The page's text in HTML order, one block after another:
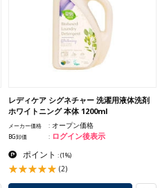
レディケア シグネチャー 洗濯用液体洗剤
ホワイトニング 本体 1200ml
メーカー価格 オープン価格
BG卸価 ログイン後表示
ポイント :(1%)
(2)